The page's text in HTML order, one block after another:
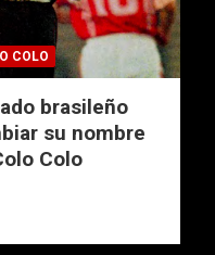
COLO
brasileño
su nombre
Colo